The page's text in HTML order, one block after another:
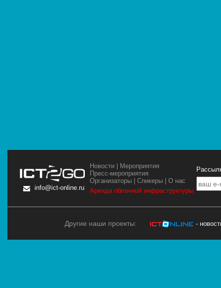
info@ict-online.ru
Новости
Мероприятия
Пресс-мероприятия
Организаторы |Спикеры |О нас
Аренда облачной инфраструктуры
Другие наши проекты: -